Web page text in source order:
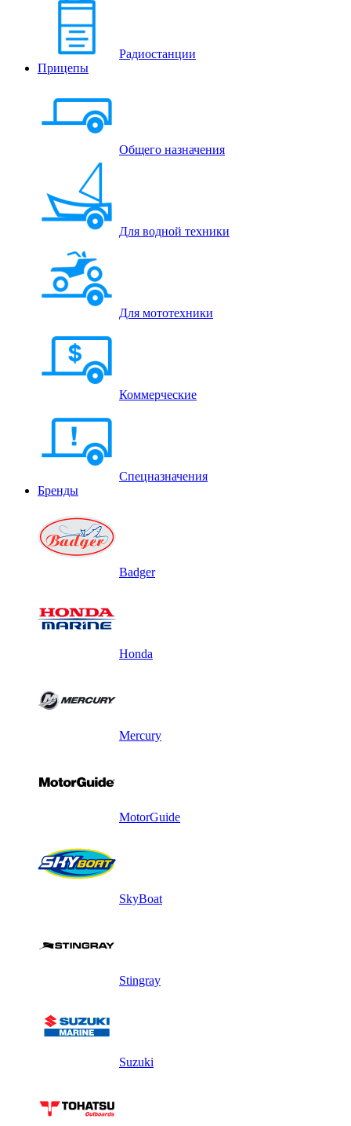
Радиостанции
Прицепы
Общего назначения
Для водной техники
Для мототехники
Коммерческие
Спецназначения
Бренды
Badger
Honda
Mercury
MotorGuide
SkyBoat
Stingray
Suzuki